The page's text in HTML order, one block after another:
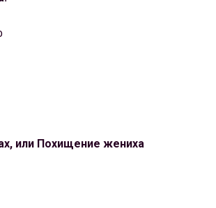
или Похищение жениха